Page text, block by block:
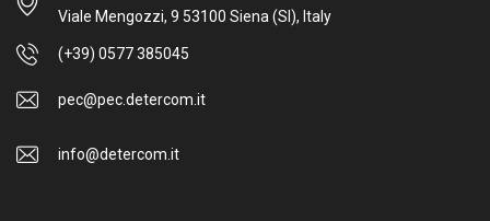
Viale Mengozzi, 9 53100 Siena (SI), Italy
(+39) 0577 385045
pec@pec.detercom.it
info@detercom.it